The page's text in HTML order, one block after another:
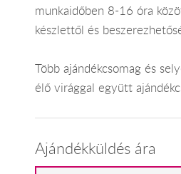
munkaidőben 8-16 óra
készlettől és
Több ajándékcsomag és
élő virággal együtt
Ajándékküldés ára